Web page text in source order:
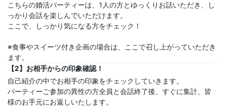
こちらの婚活パーティーは、1人の方とゆっくりお話いただき、し
っかり会話を楽しんでいただけます。
ここで、しっかり気になる方をチェック！
※食事やスイーツ付き企画の場合は、ここで召し上がっていただき
ます。
【2】お相手からの印象確認！
自己紹介の中でお相手の印象をチェックしていきます。
パーティーご参加の異性の方全員と会話終了後、すぐに集計、皆
様のお手元にお返しいたします。